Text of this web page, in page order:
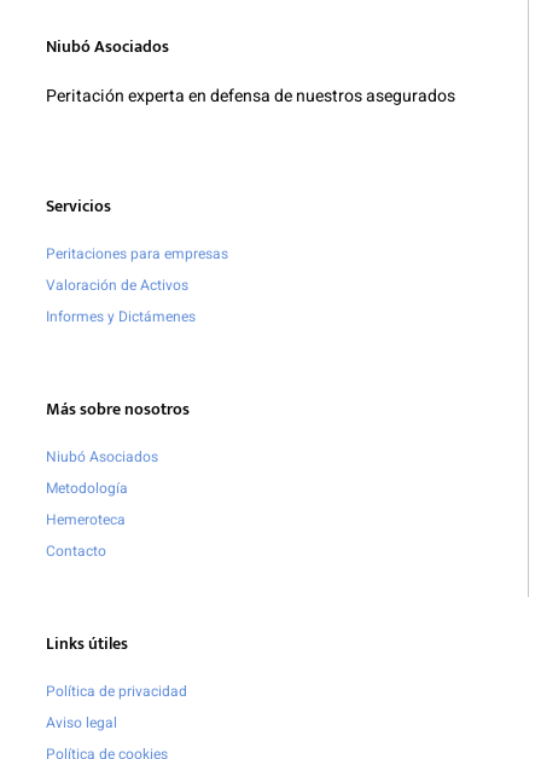
Niubó Asociados
Peritación experta en defensa de nuestros asegurados
Servicios
Peritaciones para empresas
Valoración de Activos
Informes y Dictámenes
Más sobre nosotros
Niubó Asociados
Metodología
Hemeroteca
Contacto
Links útiles
Política de privacidad
Aviso legal
Política de cookies